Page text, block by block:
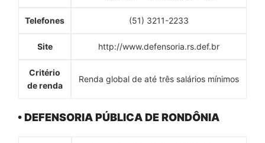
Telefones (51) 3211-2233
Site http://www.defensoria.rs.def.br
Critério
de renda
Renda global de até três salários mínimos
• DEFENSORIA PÚBLICA DE RONDÔNIA